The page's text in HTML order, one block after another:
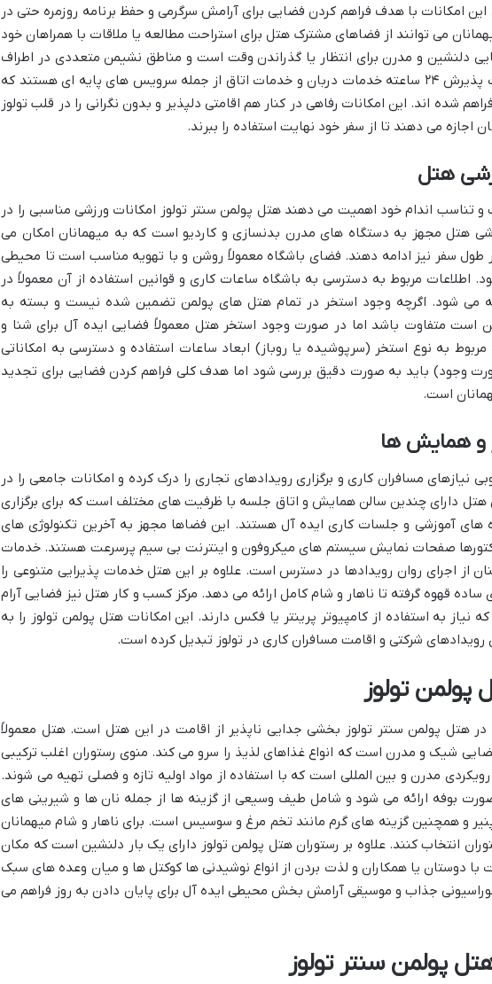
این امکانات با هدف فراهم کردن فضایی برای آرامش سرگرمی و حفظ برنامه روزمره حتی در
می توانند از فضاهای مشترک هتل برای استراحت مطالعه یا ملاقات با همراهان خود
دلنشین و مدرن برای انتظار یا گذراندن وقت است و مناطق نشیمن متعددی در اطراف
آن تعبیه شده است. خدمات پذیرش ۲۴ ساعته خدمات دربان و خدمات اتاق از جمله سرویس های پایه ای هستند که
شده اند. این امکانات رفاهی در کنار هم اقامتی دلپذیر و بدون نگرانی را در قلب تولوز
اجازه می دهند تا از سفر خود نهایت استفاده را ببرند.
هتل
و تناسب اندام خود اهمیت می دهند هتل پولمن سنتر تولوز امکانات ورزشی مناسبی را در
هتل مجهز به دستگاه های مدرن بدنسازی و کاردیو است که به میهمانان امکان می
طول سفر نیز ادامه دهند. فضای باشگاه معمولاً روشن و با تهویه مناسب است تا محیطی
اطلاعات مربوط به دسترسی به باشگاه ساعات کاری و قوانین استفاده از آن معمولاً در
می شود. اگرچه وجود استخر در تمام هتل های پولمن تضمین شده نیست و بسته به
متفاوت باشد اما در صورت وجود استخر هتل معمولاً فضایی ایده آل برای شنا و
به نوع استخر (سرپوشیده یا روباز) ابعاد ساعات استفاده و دسترسی به امکاناتی
وجود) باید به صورت دقیق بررسی شود اما هدف کلی فراهم کردن فضایی برای تجدید
است.
و همایش ها
نیازهای مسافران کاری و برگزاری رویدادهای تجاری را درک کرده و امکانات جامعی را در
هتل دارای چندین سالن همایش و اتاق جلسه با ظرفیت های مختلف است که برای برگزاری
های آموزشی و جلسات کاری ایده آل هستند. این فضاها مجهز به آخرین تکنولوژی های
صفحات نمایش سیستم های میکروفون و اینترنت بی سیم پرسرعت هستند. خدمات
از اجرای روان رویدادها در دسترس است. علاوه بر این هتل خدمات پذیرایی متنوعی را
ساده قهوه گرفته تا ناهار و شام کامل ارائه می دهد. مرکز کسب و کار هتل نیز فضایی آرام
نیاز به استفاده از کامپیوتر پرینتر یا فکس دارند. این امکانات هتل پولمن تولوز را به
رویدادهای شرکتی و اقامت مسافران کاری در تولوز تبدیل کرده است.
پولمن تولوز
هتل پولمن سنتر تولوز بخشی جدایی ناپذیر از اقامت در این هتل است. هتل معمولاً
شیک و مدرن است که انواع غذاهای لذیذ را سرو می کند. منوی رستوران اغلب ترکیبی
مدرن و بین المللی است که با استفاده از مواد اولیه تازه و فصلی تهیه می شوند.
بوفه ارائه می شود و شامل طیف وسیعی از گزینه ها از جمله نان ها و شیرینی های
و همچنین گزینه های گرم مانند تخم مرغ و سوسیس است. برای ناهار و شام میهمانان
انتخاب کنند. علاوه بر رستوران هتل پولمن تولوز دارای یک بار دلنشین است که مکان
با دوستان یا همکاران و لذت بردن از انواع نوشیدنی ها کوکتل ها و میان وعده های سبک
جذاب و موسیقی آرامش بخش محیطی ایده آل برای پایان دادن به روز فراهم می
پولمن سنتر تولوز